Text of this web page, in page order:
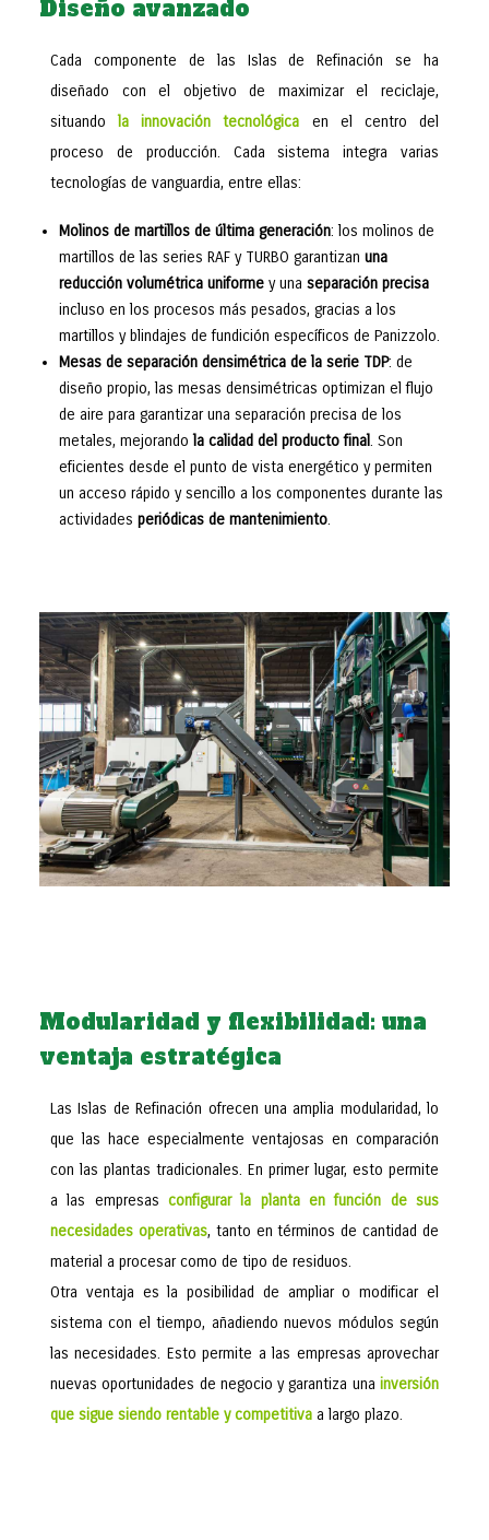
Diseño avanzado
Cada componente de las Islas de Refinación se ha
diseñado con el objetivo de maximizar el reciclaje,
situandola innovación tecnológica en el centro del
proceso de producción. Cada sistema integra varias
tecnologías de vanguardia, entre ellas:
Molinos de martillos de última generación: los molinos de
martillos de las series RAF y TURBO garantizan una
reducción volumétrica uniforme y una separación precisa
incluso en los procesos más pesados, gracias a los
martillos y blindajes de fundición específicos de Panizzolo.
Mesas de separación densimétrica de la serie TDP: de
diseño propio, las mesas densimétricas optimizan el flujo
de aire para garantizar una separación precisa de los
metales, mejorandola calidad del producto final. Son
eficientes desde el punto de vista energético y permiten
un acceso rápido y sencillo a los componentes durante las
actividades periódicas de mantenimiento.
Modularidad y flexibilidad: una
ventaja estratégica
Las Islas de Refinación ofrecen una amplia modularidad, lo
que las hace especialmente ventajosas en comparación
con las plantas tradicionales. En primer lugar, esto permite
a las empresas configurar la planta en función de sus
necesidades operativas, tanto en términos de cantidad de
material a procesar como de tipo de residuos.
Otra ventaja es la posibilidad de ampliar o modificar el
sistema con el tiempo, añadiendo nuevos módulos según
las necesidades. Esto permite a las empresas aprovechar
nuevas oportunidades de negocio y garantiza una inversión
que sigue siendo rentable y competitiva a largo plazo.